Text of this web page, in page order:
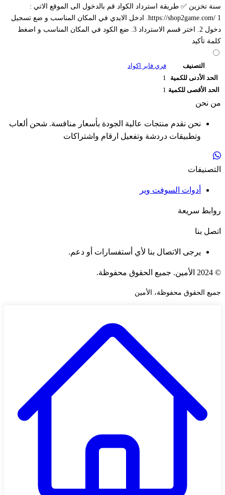
سنة تخزين ✅ طريقة استرداد الكواد قم بالدخول الى الموقع الاتي :
https://shop2game.com/ 1. ادخل الايدي في المكان المناسب و ضع تسجيل
دخول 2. اختر قسم الاسترداد 3. ضع الكود في المكان المناسب و اضغط
كلمة تأكيد
التصنيف
فري فاير اكواد
الحد الأدنى للكمية
1
الحد الأقصى للكمية 1
من نحن
نحن نقدم منتجات عالية الجودة بأسعار منافسة. شحن ألعاب
وتطبيقات دردشة وتفعيل ارقام واشتراكات
التصنيفات
أدوات السوفت وير
روابط سريعة
اتصل بنا
يرجى الاتصال بنا لأي أستفسارات أو دعم.
© 2024 الأمين. جميع الحقوق محفوظة.
جميع الحقوق محفوظة، الأمين